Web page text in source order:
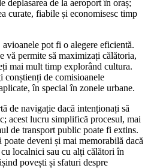
deplasarea de la aeroport în oraș;
curate, fiabile și economisesc timp
pot fi o alegere eficientă.
vă permite să maximizați călătoria,
mai mult timp explorând cultura.
de comisioanele
în special în zonele urbane.
de navigație dacă intenționați să
acest lucru simplifică procesul, mai
de transport public poate fi extins.
poate deveni și mai memorabilă dacă
localnici sau cu alți călători în
povești și sfaturi despre